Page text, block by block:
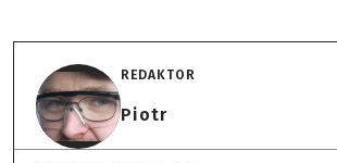
REDAKTOR
Piotr